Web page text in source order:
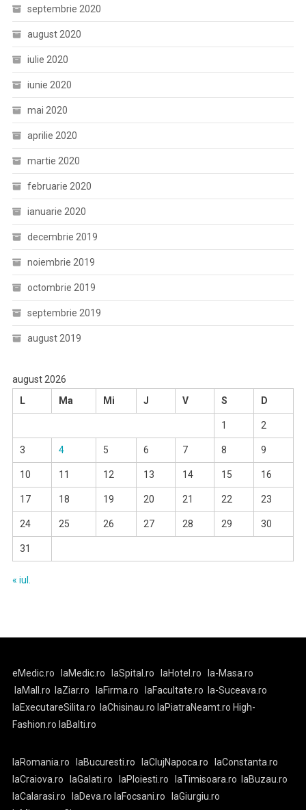
septembrie 2020
august 2020
iulie 2020
iunie 2020
mai 2020
aprilie 2020
martie 2020
februarie 2020
ianuarie 2020
decembrie 2019
noiembrie 2019
octombrie 2019
septembrie 2019
august 2019
august 2026
L
Ma Mi J V S D
1 2
3 4 5 6 7 8 9
10 11 12 13 14 15 16
17 18 19 20 21 22 23
24 25 26 27 28 29 30
31
« iul.
eMedic.ro laMedic.ro laSpital.ro laHotel.ro
la-Masa.ro
laMall.ro
laZiar.ro laFirma.ro laFacultate.ro
la-Suceava.ro
laExecutareSilita.ro
laChisinau.ro laPiatraNeamt.ro High-
Fashion.ro laBalti.ro
laRomania.ro laBucuresti.ro laClujNapoca.ro
laConstanta.ro
laCraiova.ro
laGalati.ro laPloiesti.ro laTimisoara.ro
laBuzau.ro
laCalarasi.ro
laDeva.ro laFocsani.ro
laGiurgiu.ro